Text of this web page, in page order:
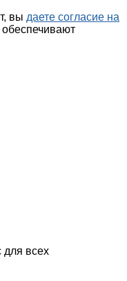
вы даете согласие на
для всех